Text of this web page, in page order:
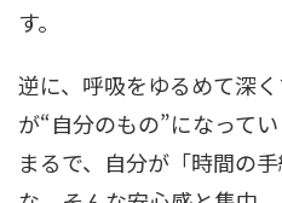
す。
逆に、呼吸をゆるめて深
が“自分のもの”になってい
まるで、自分が「時間の